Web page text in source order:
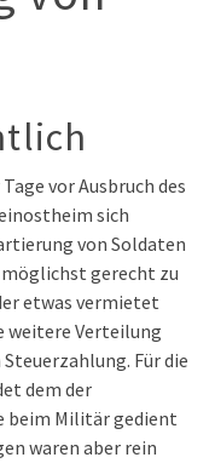
vor Ausbruch des
sich
von Soldaten
gerecht zu
etwas vermietet
weitere Verteilung
Für die
dem der
beim Militär gedient
waren aber rein